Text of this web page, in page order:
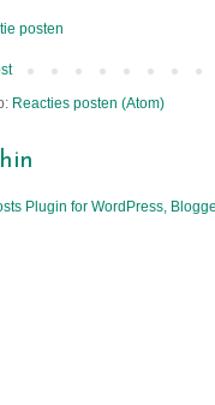
posten
Reacties posten (Atom)